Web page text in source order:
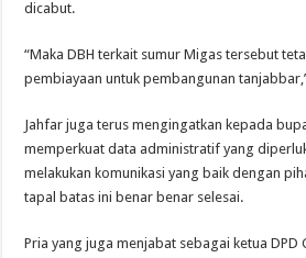
dicabut.
“Maka DBH terkait sumur Migas tersebut
pembiayaan untuk pembangunan
Jahfar juga terus mengingatkan kepada
memperkuat data administratif yang
melakukan komunikasi yang baik dengan
tapal batas ini benar benar selesai.
Pria yang juga menjabat sebagai ketua